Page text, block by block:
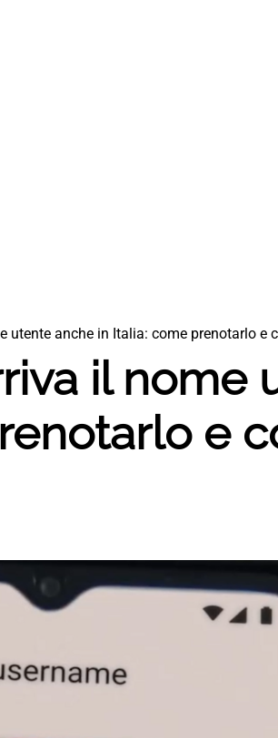
utente anche in Italia: come prenotarlo e
il nome
e